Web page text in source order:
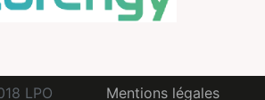
LPO Mentions légales